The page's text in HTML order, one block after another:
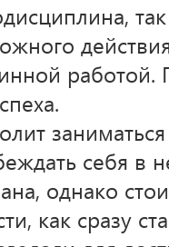
себя в
однако
как сразу